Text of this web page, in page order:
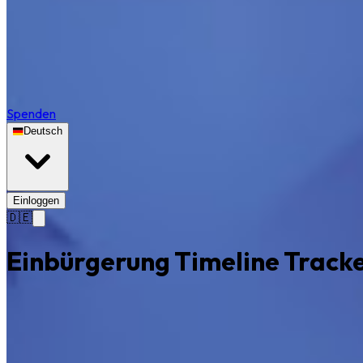
Spenden
Deutsch
Einloggen
🇩🇪
Einbürgerung Timeline